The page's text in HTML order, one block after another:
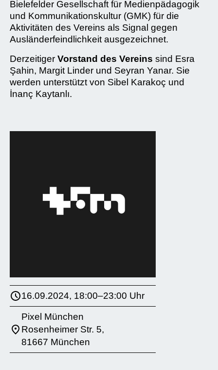
Bielefelder Gesellschaft für Medienpädagogik
und Kommunikationskultur (GMK) für die
Aktivitäten des Vereins als Signal gegen
Ausländerfeindlichkeit ausgezeichnet.
Derzeitiger Vorstand des Vereins sind Esra
Şahin, Margit Linder und Seyran Yanar. Sie
werden unterstützt von Sibel Karakoç und
İnanç Kaytanlı.
16.09.2024, 18:00–23:00 Uhr
Pixel München
Rosenheimer Str. 5,
81667 München